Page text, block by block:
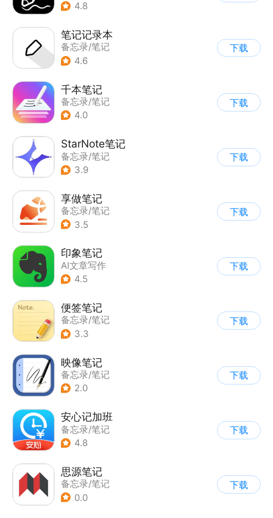
4.8
笔记记录本
备忘录/笔记
4.6
下载
千本笔记
备忘录/笔记
4.0
下载
StarNote笔记
备忘录/笔记
3.9
下载
享做笔记
备忘录/笔记
3.5
下载
印象笔记
AI文章写作
| 备忘录/笔记
4.5
下载
便签笔记
备忘录/笔记
3.3
下载
映像笔记
备忘录/笔记
2.0
下载
安心记加班
备忘录/笔记
4.8
下载
思源笔记
备忘录/笔记
0.0
下载